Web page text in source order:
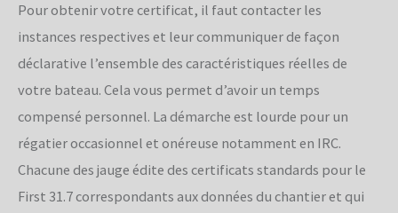
Pour obtenir votre certificat, il faut contacter les
instances respectives et leur communiquer de façon
déclarative l’ensemble des caractéristiques réelles de
votre bateau. Cela vous permet d’avoir un temps
compensé personnel. La démarche est lourde pour un
régatier occasionnel et onéreuse notamment en IRC.
Chacune des jauge édite des certificats standards pour le
First 31.7 correspondants aux données du chantier et qui